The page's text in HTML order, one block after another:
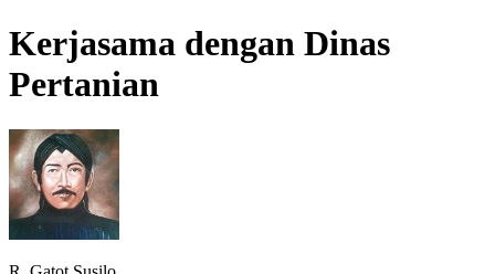
Kerjasama dengan Dinas
Pertanian